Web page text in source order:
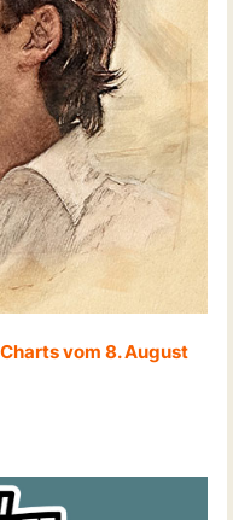
vom 8. August